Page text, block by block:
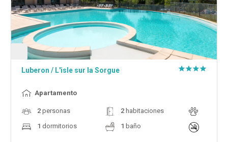
Luberon / L'isle sur la Sorgue
Apartamento
2personas 2habitaciones
1 dormitorios 1 baño